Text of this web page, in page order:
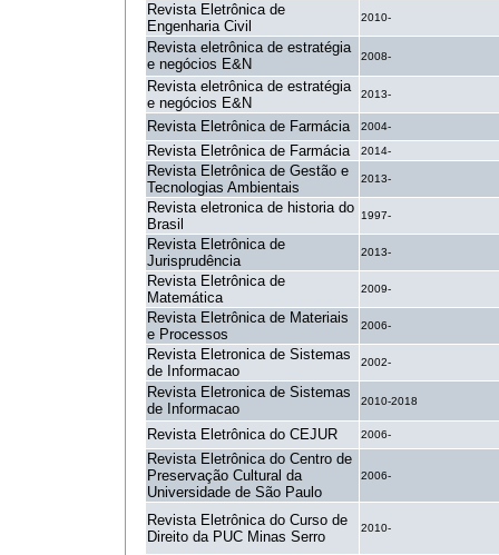
Revista Eletrônica de
Engenharia Civil
2010-
Revista eletrônica de estratégia
e negócios E&N
2008-
Revista eletrônica de estratégia
e negócios E&N
2013-
Revista Eletrônica de Farmácia 2004-
Revista Eletrônica de Farmácia 2014-
Revista Eletrônica de Gestão e
Tecnologias Ambientais
2013-
Revista eletronica de historia do
Brasil
1997-
Revista Eletrônica de
Jurisprudência
2013-
Revista Eletrônica de
Matemática
2009-
Revista Eletrônica de Materiais
e Processos
2006-
Revista Eletronica de Sistemas
de Informacao
2002-
Revista Eletronica de Sistemas
de Informacao
2010-2018
Revista Eletrônica do CEJUR 2006-
Revista Eletrônica do Centro de
Preservação Cultural da
Universidade de São Paulo
2006-
Revista Eletrônica do Curso de
Direito da PUC Minas Serro
2010-